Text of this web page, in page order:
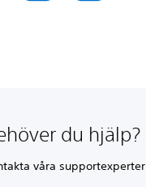
du hjälp?
våra supportexperter